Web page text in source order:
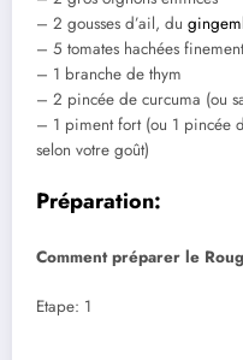
– 2 gousses d’ail, du
– 5 tomates hachées finement
– 1 branche de thym
– 2 pincée de curcuma (ou
– 1 piment fort (ou 1 pincée
selon votre goût)
Préparation:
Comment préparer le
Etape: 1